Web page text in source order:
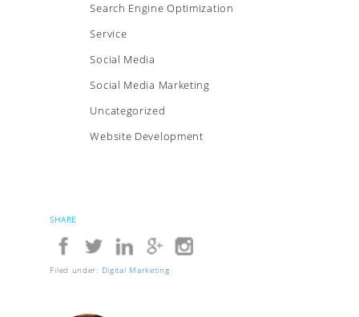
Search Engine Optimization
Service
Social Media
Social Media Marketing
Uncategorized
Website Development
SHARE
Filed under: Digital Marketing